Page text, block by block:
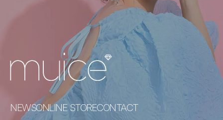
NEWSONLINE STORECONTACT